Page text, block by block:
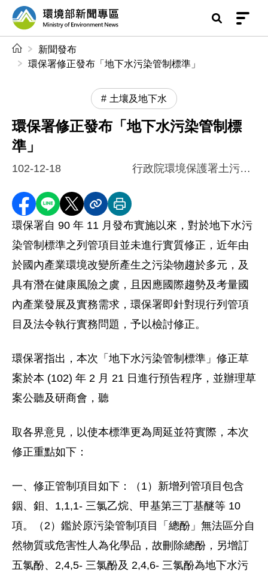
前往中央內容區塊
環境部新聞專區
新聞發布
環保署修正發布「地下水污染管制標準」
土壤及地下水
環保署修正發布「地下水污染管制標
準」
102-12-18 行政院環境保護署土污基管會
分享至 Facebook
分享到 LINE
分享到 X分享內容連結
列印本頁
環保署自 90 年 11 月發布實施以來，對於地下水污
染管制標準之列管項目並未進行實質修正，近年由
於國內產業環境改變所產生之污染物趨於多元，及
具有潛在健康風險之虞，且因應國際趨勢及考量國
內產業發展及實務需求，環保署即針對現行列管項
目及法令執行實務問題，予以檢討修正。
環保署指出，本次「地下水污染管制標準」修正草
案於本 (102) 年 2 月 21 日進行預告程序，並辦理草
案公聽及研商會，聽
取各界意見，以使本標準更為周延並符實際，本次
修正重點如下：
一、修正管制項目如下：（1）新增列管項目包含
銦、鉬、1,1,1- 三氯乙烷、甲基第三丁基醚等 10
項。（2）鑑於原污染管制項目「總酚」無法區分自
然物質或危害性人為化學品，故刪除總酚，另增訂
五氯酚、2,4,5- 三氯酚及 2,4,6- 三氯酚為地下水污